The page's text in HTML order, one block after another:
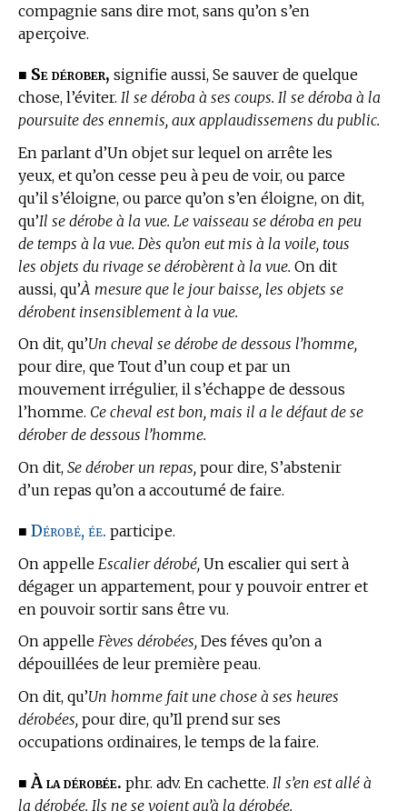
compagnie sans dire mot, sans qu’on s’en
aperçoive.
■ Se dérober, signifie aussi, Se sauver de quelque
chose, l’éviter. Il se déroba à ses coups. Il se déroba à la
poursuite des ennemis, aux applaudissemens du public.
En parlant d’Un objet sur lequel on arrête les
yeux, et qu’on cesse peu à peu de voir, ou parce
qu’il s’éloigne, ou parce qu’on s’en éloigne, on dit,
qu’Il se dérobe à la vue. Le vaisseau se déroba en peu
de temps à la vue. Dès qu’on eut mis à la voile, tous
les objets du rivage se dérobèrent à la vue. On dit
aussi, qu’À mesure que le jour baisse, les objets se
dérobent insensiblement à la vue.
On dit, qu’Un cheval se dérobe de dessous l’homme,
pour dire, que Tout d’un coup et par un
mouvement irrégulier, il s’échappe de dessous
l’homme. Ce cheval est bon, mais il a le défaut de se
dérober de dessous l’homme.
On dit, Se dérober un repas, pour dire, S’abstenir
d’un repas qu’on a accoutumé de faire.
■ Dérobé, ée. participe.
On appelle Escalier dérobé, Un escalier qui sert à
dégager un appartement, pour y pouvoir entrer et
en pouvoir sortir sans être vu.
On appelle Fèves dérobées, Des féves qu’on a
dépouillées de leur première peau.
On dit, qu’Un homme fait une chose à ses heures
dérobées, pour dire, qu’Il prend sur ses
occupations ordinaires, le temps de la faire.
■ À la dérobée. phr. adv. En cachette. Il s’en est allé à
la dérobée. Ils ne se voient qu’à la dérobée.